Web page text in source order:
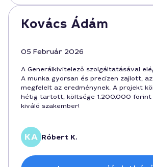
Kovács Ádám
05 Február 2026
A Generálkivitelező szolgáltatásával
A munka gyorsan és precízen zajlott,
megfelelt az eredménynek. A projekt
hétig tartott, költsége 1.200.000 forint
kiváló szakember!
Róbert K.